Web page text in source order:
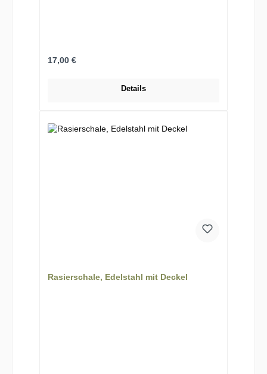
Regulärer Preis:
17,00 €
Details
Rasierschale, Edelstahl mit Deckel